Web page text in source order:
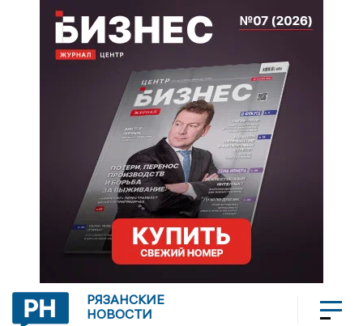
РЯЗАНСКИЕ
НОВОСТИ